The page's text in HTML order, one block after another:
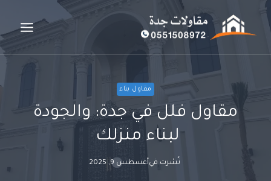
التجاوز
إلى
مقاول بناء
مقاول فلل في جدة: والجودة
لبناء منزلك
نُشرت فيأغسطس 9, 2025